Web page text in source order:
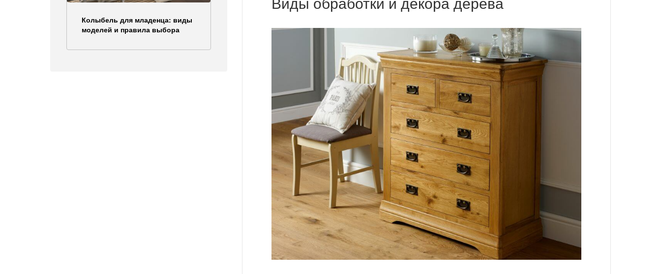
Колыбель для младенца: виды
моделей и правила выбора